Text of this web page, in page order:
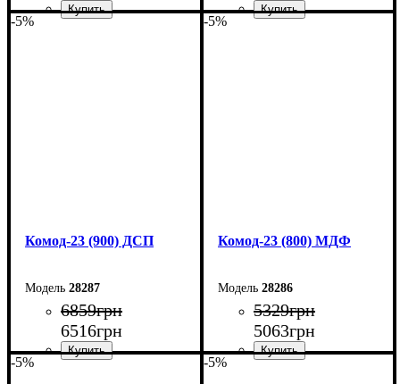
-5%
Комод-23 (900) ДСП
28287
6859грн
6516грн
-5%
Комод-23 (800) МДФ
28286
5329грн
5063грн
-5% -5%